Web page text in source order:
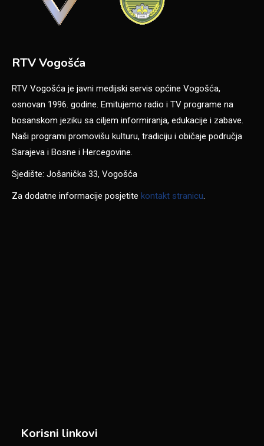
RTV Vogošća
RTV Vogošća je javni medijski servis općine Vogošća,
osnovan 1996. godine. Emitujemo radio i TV programe na
bosanskom jeziku sa ciljem informiranja, edukacije i zabave.
Naši programi promovišu kulturu, tradiciju i običaje područja
Sarajeva i Bosne i Hercegovine.
Sjedište: Jošanička 33, Vogošća
Za dodatne informacije posjetite kontakt stranicu.
Korisni linkovi